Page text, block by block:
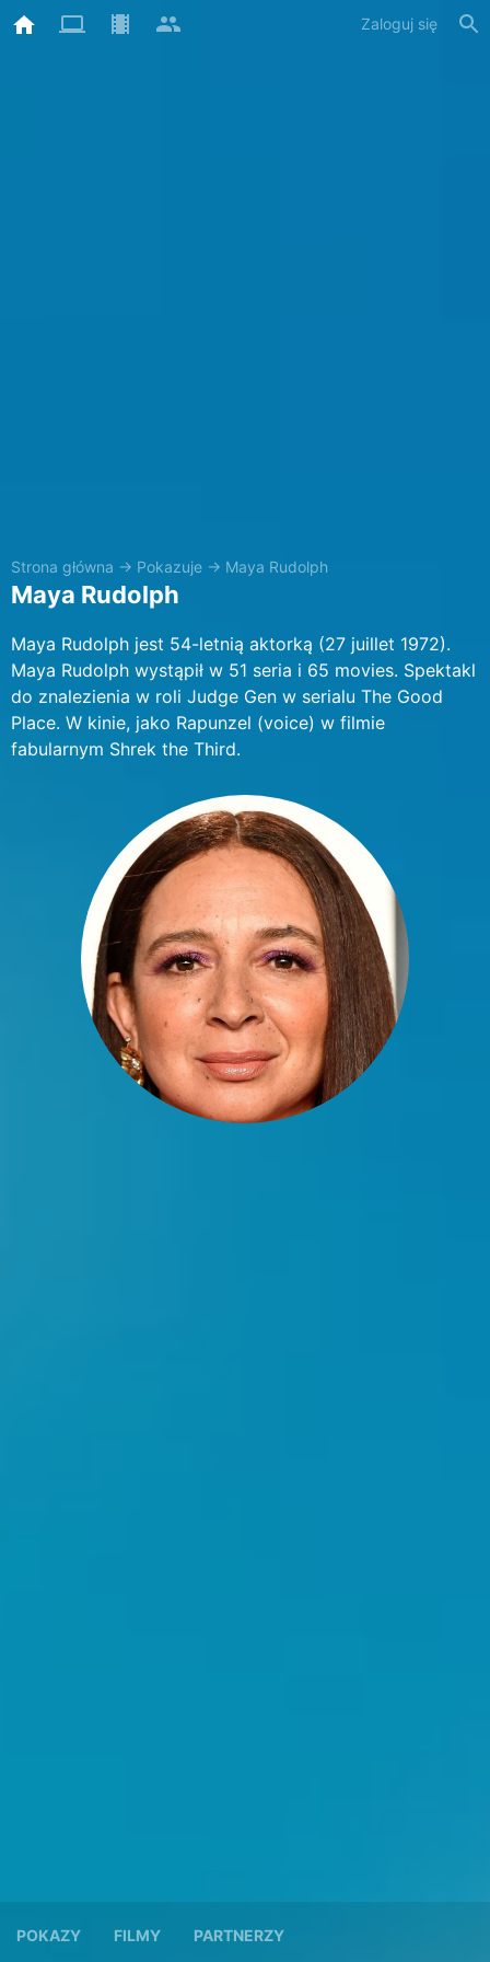
Zaloguj się
Strona główna → Pokazuje → Maya Rudolph
Maya Rudolph
Maya Rudolph jest 54-letnią aktorką (27 juillet 1972).
Maya Rudolph wystąpił w 51 seria i 65 movies. Spektakl
do znalezienia w roli Judge Gen w serialu The Good
Place. W kinie, jako Rapunzel (voice) w filmie
fabularnym Shrek the Third.
POKAZY FILMY PARTNERZY